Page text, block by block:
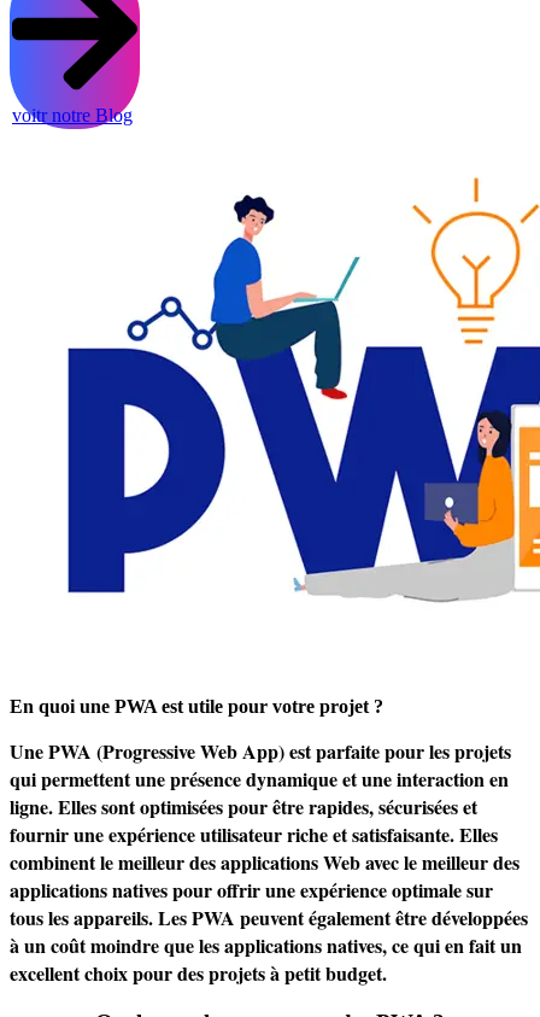
voitr notre Blog
En quoi une PWA est utile pour votre projet ?
Une PWA (Progressive Web App) est parfaite pour les projets
qui permettent une présence dynamique et une interaction en
ligne. Elles sont optimisées pour être rapides, sécurisées et
fournir une expérience utilisateur riche et satisfaisante. Elles
combinent le meilleur des applications Web avec le meilleur des
applications natives pour offrir une expérience optimale sur
tous les appareils. Les PWA peuvent également être développées
à un coût moindre que les applications natives, ce qui en fait un
excellent choix pour des projets à petit budget.